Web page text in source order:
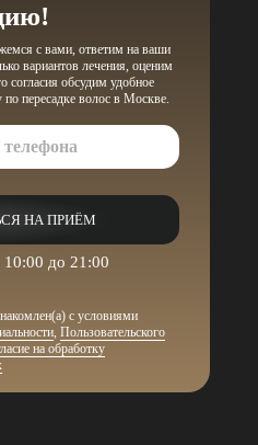
с вами, ответим на ваши
вариантов лечения, оценим
согласия обсудим удобное
пересадке волос в Москве.
НА ПРИЁМ
10:00 до 21:00
с условиями
, Пользовательского
на обработку